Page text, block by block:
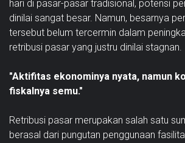
hari di pasar-pasar tradisional, potensi
dinilai sangat besar. Namun, besarnya
tersebut belum tercermin dalam
retribusi pasar yang justru dinilai stagnan.
"Aktifitas ekonominya nyata, namun
fiskalnya semu."
Retribusi pasar merupakan salah satu
berasal dari pungutan penggunaan